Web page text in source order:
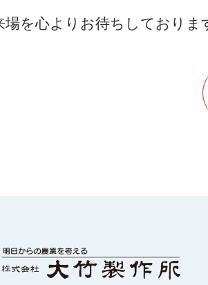
場を心よりお待ちしておりま